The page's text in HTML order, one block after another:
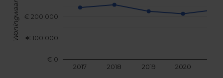
2017 2018 2019 2020
€ 0
€ 100.000
€ 200.000
Woningwaarde